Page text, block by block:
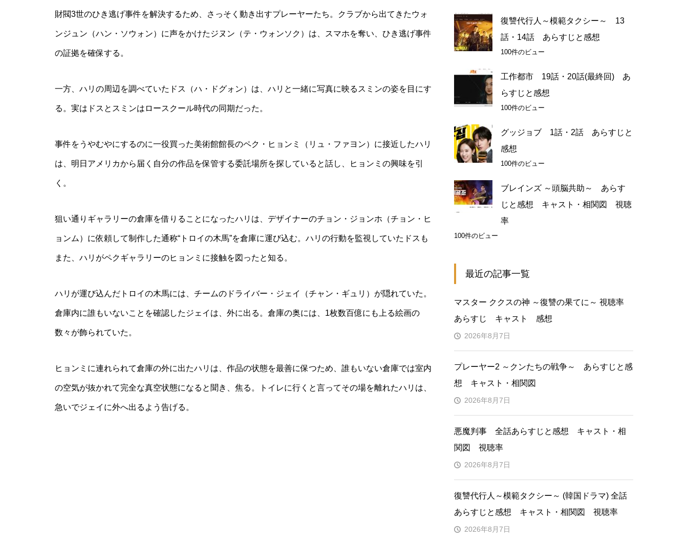
財閥3世のひき逃げ事件を解決するため、さっそく動き出すプレーヤーたち。クラブから出てきたウォ
ンジュン（ハン・ソウォン）に声をかけたジヌン（テ・ウォンソク）は、スマホを奪い、ひき逃げ事件
の証拠を確保する。
一方、ハリの周辺を調べていたドス（ハ・ドグォン）は、ハリと一緒に写真に映るスミンの姿を目にす
る。実はドスとスミンはロースクール時代の同期だった。
事件をうやむやにするのに一役買った美術館館長のペク・ヒョンミ（リュ・ファヨン）に接近したハリ
は、明日アメリカから届く自分の作品を保管する委託場所を探していると話し、ヒョンミの興味を引
く。
狙い通りギャラリーの倉庫を借りることになったハリは、デザイナーのチョン・ジョンホ（チョン・ヒ
ョンム）に依頼して制作した通称“トロイの木馬”を倉庫に運び込む。ハリの行動を監視していたドスも
また、ハリがペクギャラリーのヒョンミに接触を図ったと知る。
ハリが運び込んだトロイの木馬には、チームのドライバー・ジェイ（チャン・ギュリ）が隠れていた。
倉庫内に誰もいないことを確認したジェイは、外に出る。倉庫の奥には、1枚数百億にも上る絵画の
数々が飾られていた。
ヒョンミに連れられて倉庫の外に出たハリは、作品の状態を最善に保つため、誰もいない倉庫では室内
の空気が抜かれて完全な真空状態になると聞き、焦る。トイレに行くと言ってその場を離れたハリは、
急いでジェイに外へ出るよう告げる。
復讐代行人～模範タクシー～ 13
話・14話 あらすじと感想
100件のビュー
工作都市 19話・20話(最終回) あ
らすじと感想
100件のビュー
グッジョブ 1話・2話 あらすじと
感想
100件のビュー
ブレインズ ～頭脳共助～ あらす
じと感想 キャスト・相関図 視聴
率
100件のビュー
最近の記事一覧
マスター ククスの神 ～復讐の果てに～ 視聴率
あらすじ キャスト 感想
2026年8月7日
プレーヤー2 ～クンたちの戦争～ あらすじと感
想 キャスト・相関図
2026年8月7日
悪魔判事 全話あらすじと感想 キャスト・相
関図 視聴率
2026年8月7日
復讐代行人～模範タクシー～ (韓国ドラマ) 全話
あらすじと感想 キャスト・相関図 視聴率
2026年8月7日